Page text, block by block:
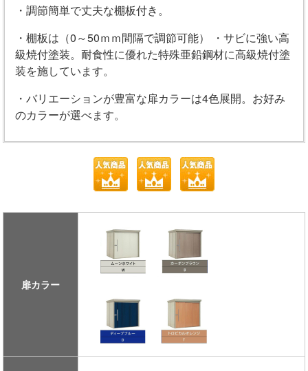
・調節簡単で丈夫な棚板付き。
・棚板は（0～50ｍｍ間隔で調節可能） ・サビに強い高
級焼付塗装。耐食性に優れた特殊亜鉛鋼材に高級焼付塗
装を施しています。
・バリエーションが豊富な扉カラーは4色展開。お好み
のカラーが選べます。
扉カラー